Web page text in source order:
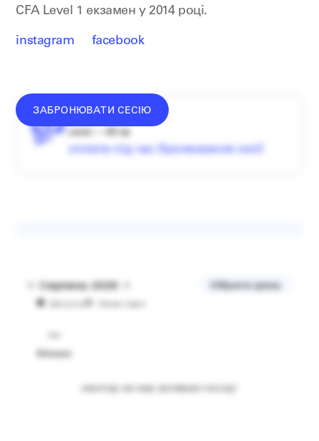
CFA Level 1 екзамен у 2014 році.
instagram facebook
ЗАБРОНЮВАТИ СЕСІЮ
оплата під час бронювання сесії